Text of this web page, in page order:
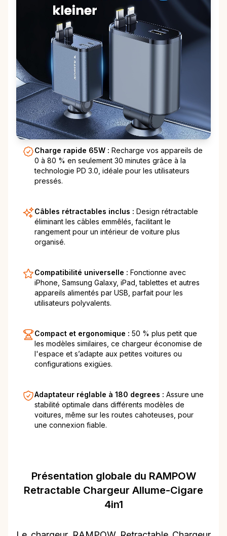
Charge rapide 65W : Recharge vos appareils de
0 à 80 % en seulement 30 minutes grâce à la
technologie PD 3.0, idéale pour les utilisateurs
pressés.
Câbles rétractables inclus : Design rétractable
éliminant les câbles emmêlés, facilitant le
rangement pour un intérieur de voiture plus
organisé.
Compatibilité universelle : Fonctionne avec
iPhone, Samsung Galaxy, iPad, tablettes et autres
appareils alimentés par USB, parfait pour les
utilisateurs polyvalents.
Compact et ergonomique : 50 % plus petit que
les modèles similaires, ce chargeur économise de
l'espace et s’adapte aux petites voitures ou
configurations exigües.
Adaptateur réglable à 180 degrees : Assure une
stabilité optimale dans différents modèles de
voitures, même sur les routes cahoteuses, pour
une connexion fiable.
Présentation globale du RAMPOW
Retractable Chargeur Allume-Cigare
4in1